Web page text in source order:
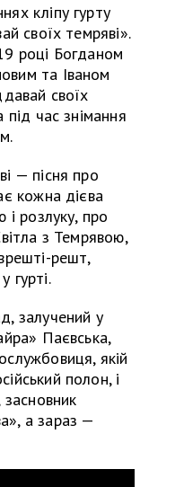
кліпу гурту
своїх темряві».
році Богданом
та Іваном
своїх
під час знімання
— пісня про
кожна дієва
і розлуку, про
з Темрявою,
решт,
гурті.
залучений у
Паєвська,
якій
полон, і
а зараз —